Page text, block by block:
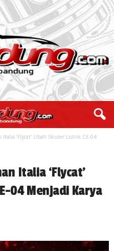
Italia ‘Flycat’ Ubah Skuter Listrik CE-04
Italia ‘Flycat’
04 Menjadi Karya